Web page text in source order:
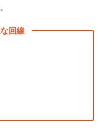
回線